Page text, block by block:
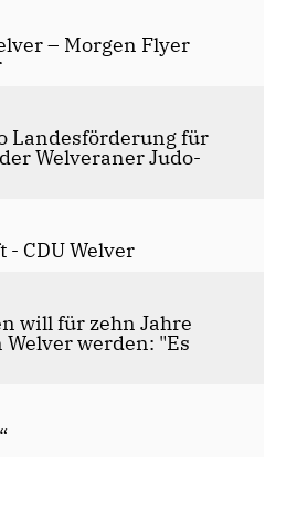
– Morgen Flyer
Landesförderung für
Welveraner Judo-
- CDU Welver
will für zehn Jahre
werden: "Es